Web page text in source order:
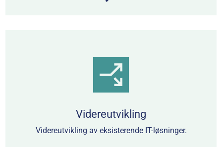
Videreutvikling
Videreutvikling av eksisterende IT-løsninger.